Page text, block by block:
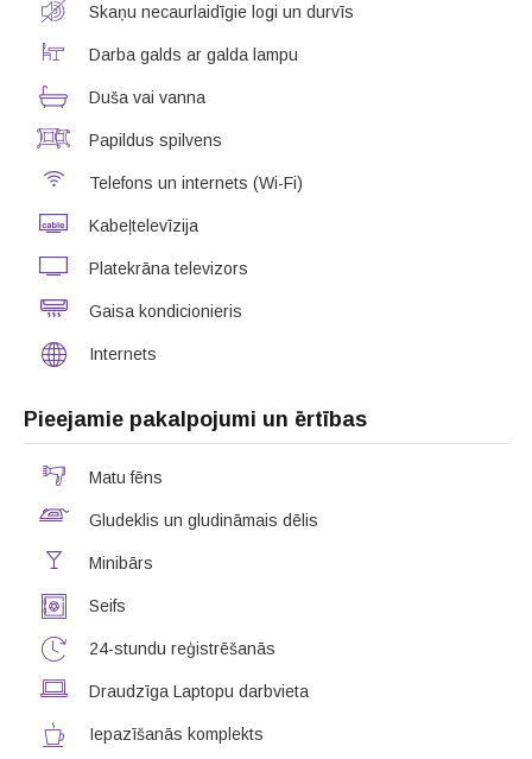
Skaņu necaurlaidīgie logi un durvīs
Darba galds ar galda lampu
Duša vai vanna
Papildus spilvens
Telefons un internets (Wi-Fi)
Kabeļtelevīzija
Platekrāna televizors
Gaisa kondicionieris
Internets
Pieejamie pakalpojumi un ērtības
Matu fēns
Gludeklis un gludināmais dēlis
Minibārs
Seifs
24-stundu reģistrēšanās
Draudzīga Laptopu darbvieta
Iepazīšanās komplekts